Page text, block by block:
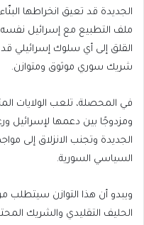
الجديدة قد تعيق انخراطها
ملف التطبيع مع إسرائيل
القلق إلى أي سلوك إسرائيلي
شريك سوري موثوق ومتوازن.
في المحصلة، تلعب الولايات
ومزدوجًا بين دعمها لإسرائيل
الجديدة وتجنب الانزلاق إلى
السياسي السورية.
ويبدو أن هذا التوازن
الحليف التقليدي والشريك